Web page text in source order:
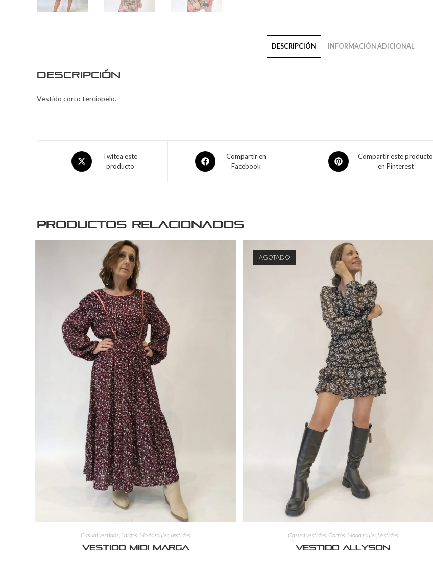
DESCRIPCIÓN INFORMACIÓN ADICIONAL
Descripción
Vestido corto terciopelo.
Twitea este
producto
Compartir en
Facebook
Compartir este producto
en Pinterest
Productos relacionados
Casual vestidos Largos Moda mujer, Vestidos
Vestido midi Marga
AGOTADO
Casual vestidos Cortos Moda mujer, Vestidos
Vestido Allyson